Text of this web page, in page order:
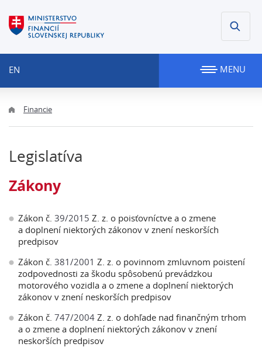
EN MENU
Financie
Legislatíva
Zákony
Zákon č. 39/2015 Z. z. o poisťovníctve a o zmene
a doplnení niektorých zákonov v znení neskorších
predpisov
Zákon č. 381/2001 Z. z. o povinnom zmluvnom poistení
zodpovednosti za škodu spôsobenú prevádzkou
motorového vozidla a o zmene a doplnení niektorých
zákonov v znení neskorších predpisov
Zákon č. 747/2004 Z. z. o dohľade nad finančným trhom
a o zmene a doplnení niektorých zákonov v znení
neskorších predpisov